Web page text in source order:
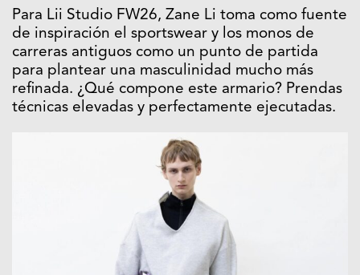
Para Lii Studio FW26, Zane Li toma como fuente
de inspiración el sportswear y los monos de
carreras antiguos como un punto de partida
para plantear una masculinidad mucho más
refinada. ¿Qué compone este armario? Prendas
técnicas elevadas y perfectamente ejecutadas.